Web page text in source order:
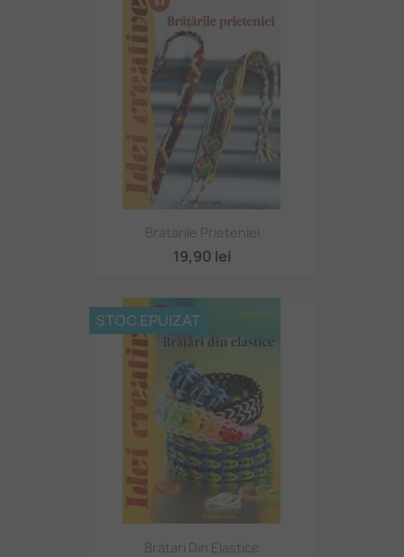
Bratarile Prieteniei
19,90 lei
Bratari Din Elastice
STOC EPUIZAT